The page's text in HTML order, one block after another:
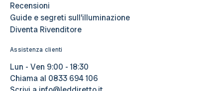
Recensioni
Guide e segreti sull’illuminazione
Diventa Rivenditore
Assistenza clienti
Lun - Ven 9:00 - 18:30
Chiama al 0833 694 106